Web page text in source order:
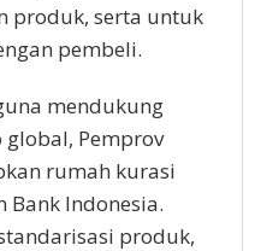
produk, serta untuk
pembeli.
mendukung
global, Pemprov
rumah kurasi
Bank Indonesia.
produk,